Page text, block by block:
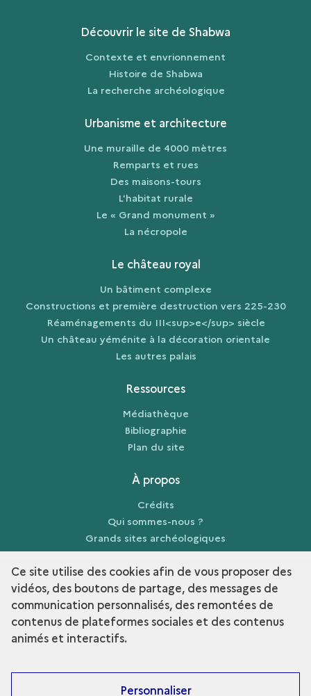
Découvrir le site de Shabwa
Contexte et envrionnement
Histoire de Shabwa
La recherche archéologique
Urbanisme et architecture
Une muraille de 4000 mètres
Remparts et rues
Des maisons-tours
L'habitat rurale
Le « Grand monument »
La nécropole
Le château royal
Un bâtiment complexe
Constructions et première destruction vers 225-230
Réaménagements du III<sup>e</sup> siècle
Un château yéménite à la décoration orientale
Les autres palais
Ressources
Médiathèque
Bibliographie
Plan du site
À propos
Crédits
Qui sommes-nous ?
Grands sites archéologiques
Mentions légales
Découvrir la collection
Ce site utilise des cookies afin de vous proposer des
vidéos, des boutons de partage, des messages de
communication personnalisés, des remontées de
contenus de plateformes sociales et des contenus
animés et interactifs.
Personnaliser